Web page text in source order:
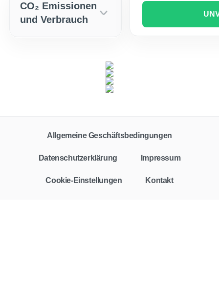
CO₂ Emissionen
und Verbrauch
Allgemeine Geschäftsbedingungen
Datenschutzerklärung Impressum
Cookie-Einstellungen Kontakt